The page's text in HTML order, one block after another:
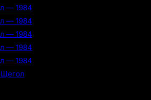
— 1984
— 1984
— 1984
— 1984
— 1984